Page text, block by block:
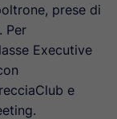
prese di
Per
Executive
e